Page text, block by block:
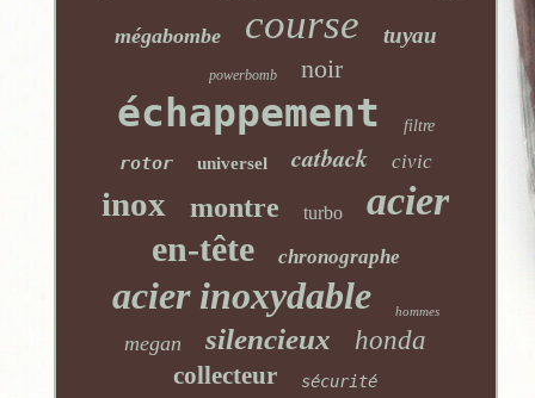
mégabombe course tuyau
powerbomb noir
échappement filtre
rotor universel catback civic
inox montre turbo acier
en-tête chronographe
acier inoxydable hommes
megan silencieux honda
collecteur sécurité